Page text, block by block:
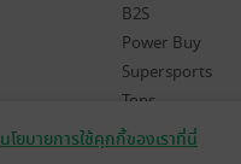
B2S
Power Buy
Supersports
Tops
Hytexts
นโยบายการใช้คุกกี้ของเราที่นี่